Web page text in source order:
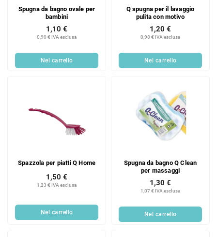
Spugna da bagno ovale per
bambini
0,90 € IVA esclusa
1,10 €
Nel carrello
Q spugna per il lavaggio
pulita con motivo
0,98 € IVA esclusa
1,20 €
Nel carrello
Spazzola per piatti Q Home
1,23 € IVA esclusa
1,50 €
Nel carrello
Spugna da bagno Q Clean
per massaggi
1,07 € IVA esclusa
1,30 €
Nel carrello